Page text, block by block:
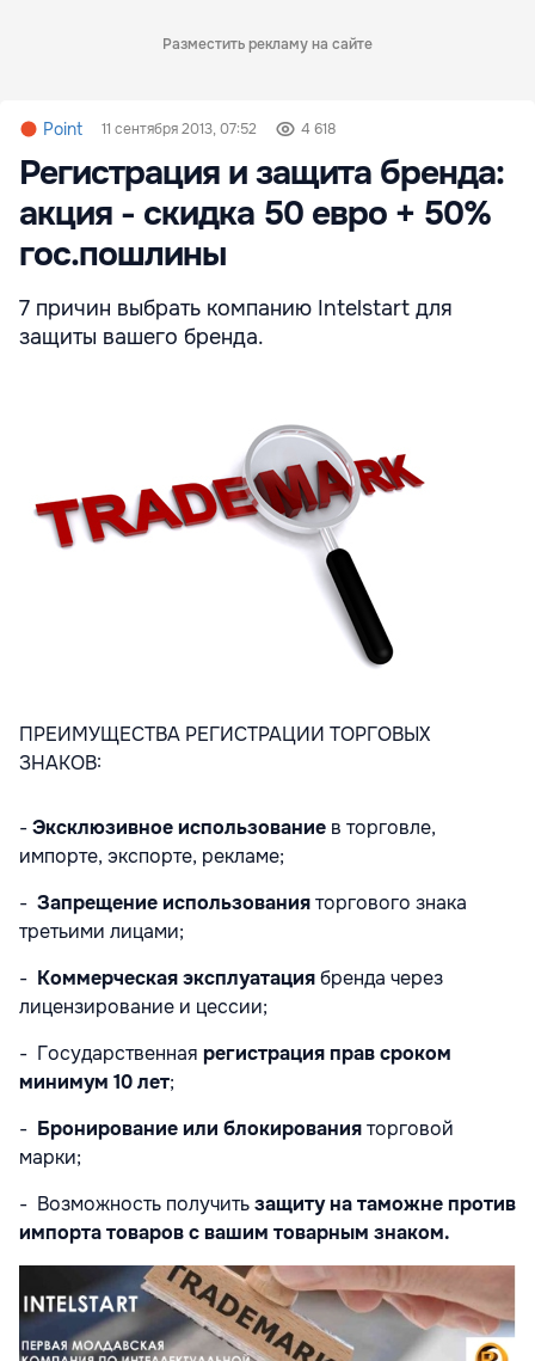
Разместить рекламу на сайте
Point 11 сентября 2013, 07:52 4 618
Регистрация и защита бренда:
акция - скидка 50 евро + 50%
гос.пошлины
7 причин выбрать компанию Intelstart для
защиты вашего бренда.
ПРЕИМУЩЕСТВА РЕГИСТРАЦИИ ТОРГОВЫХ
ЗНАКОВ:
-Эксклюзивное использование в торговле,
импорте, экспорте, рекламе;
- Запрещение использованияторгового знака
третьими лицами;
- Коммерческая эксплуатациябренда через
лицензирование и цессии;
- Государственная регистрация прав сроком
минимум 10 лет;
- Бронирование или блокированияторговой
марки;
- Возможность получитьзащиту на таможне против
импорта товаров с вашим товарным знаком.